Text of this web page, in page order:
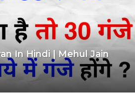
In Hindi | Mehul Jain